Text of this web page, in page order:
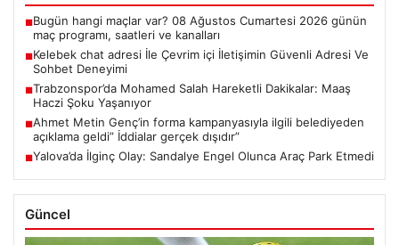
■Bugün hangi maçlar var? 08 Ağustos Cumartesi 2026 günün
maç programı, saatleri ve kanalları
■Kelebek chat adresi İle Çevrim içi İletişimin Güvenli Adresi Ve
Sohbet Deneyimi
■Trabzonspor’da Mohamed Salah Hareketli Dakikalar: Maaş
Haczi Şoku Yaşanıyor
■Ahmet Metin Genç’in forma kampanyasıyla ilgili belediyeden
açıklama geldi” İddialar gerçek dışıdır”
■Yalova’da İlginç Olay: Sandalye Engel Olunca Araç Park Etmedi
Güncel